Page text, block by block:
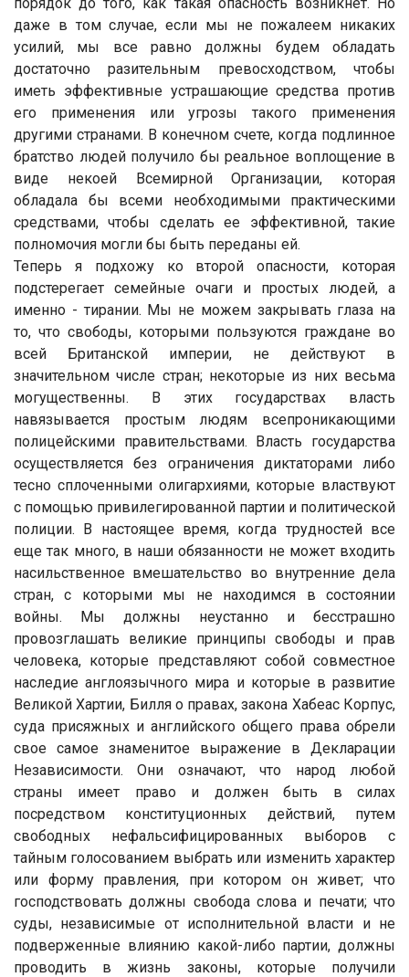
даже в том случае, если мы не пожалеем никаких
усилий, мы все равно должны будем обладать
достаточно разительным превосходством, чтобы
иметь эффективные устрашающие средства против
его применения или угрозы такого применения
другими странами. В конечном счете, когда подлинное
братство людей получило бы реальное воплощение в
виде некоей Всемирной Организации, которая
обладала бы всеми необходимыми практическими
средствами, чтобы сделать ее эффективной, такие
полномочия могли бы быть переданы ей.
Теперь я подхожу ко второй опасности, которая
подстерегает семейные очаги и простых людей, а
именно - тирании. Мы не можем закрывать глаза на
то, что свободы, которыми пользуются граждане во
всей Британской империи, не действуют в
значительном числе стран; некоторые из них весьма
могущественны. В этих государствах власть
навязывается простым людям всепроникающими
полицейскими правительствами. Власть государства
осуществляется без ограничения диктаторами либо
тесно сплоченными олигархиями, которые властвуют
с помощью привилегированной партии и политической
полиции. В настоящее время, когда трудностей все
еще так много, в наши обязанности не может входить
насильственное вмешательство во внутренние дела
стран, с которыми мы не находимся в состоянии
войны. Мы должны неустанно и бесстрашно
провозглашать великие принципы свободы и прав
человека, которые представляют собой совместное
наследие англоязычного мира и которые в развитие
Великой Хартии, Билля о правах, закона Хабеас Корпус,
суда присяжных и английского общего права обрели
свое самое знаменитое выражение в Декларации
Независимости. Они означают, что народ любой
страны имеет право и должен быть в силах
посредством конституционных действий, путем
свободных нефальсифицированных выборов с
тайным голосованием выбрать или изменить характер
или форму правления, при котором он живет; что
господствовать должны свобода слова и печати; что
суды, независимые от исполнительной власти и не
подверженные влиянию какой-либо партии, должны
проводить в жизнь законы, которые получили